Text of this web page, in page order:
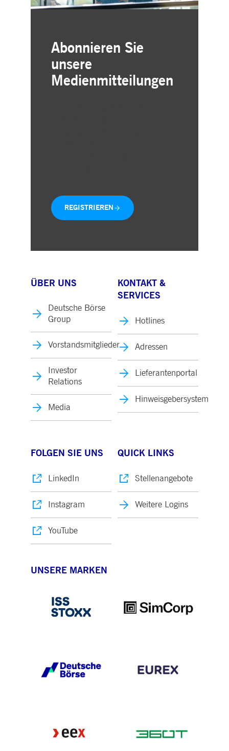
Abonnieren Sie
unsere
Medienmitteilungen
REGISTRIEREN
ÜBER UNS
Deutsche Börse
Group
Vorstandsmitglieder
Investor
Relations
Media
KONTAKT &
SERVICES
Hotlines
Adressen
Lieferantenportal
Hinweisgebersystem
FOLGEN SIE UNS
LinkedIn
Instagram
YouTube
QUICK LINKS
Stellenangebote
Weitere Logins
UNSERE MARKEN